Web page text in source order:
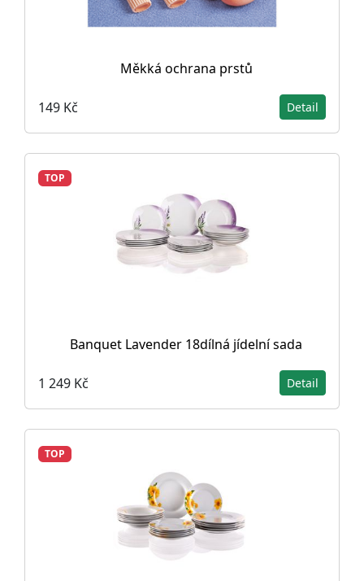
Měkká ochrana prstů
149 Kč Detail
TOP
Banquet Lavender 18dílná jídelní sada
1 249 Kč Detail
TOP